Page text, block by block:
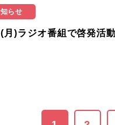
らせ
月)ラジオ番組で啓発活動